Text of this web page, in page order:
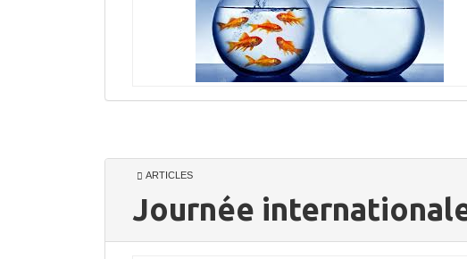
ARTICLES
Journée